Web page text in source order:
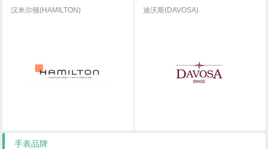
汉米尔顿(HAMILTON) 迪沃斯(DAVOSA)
手表品牌